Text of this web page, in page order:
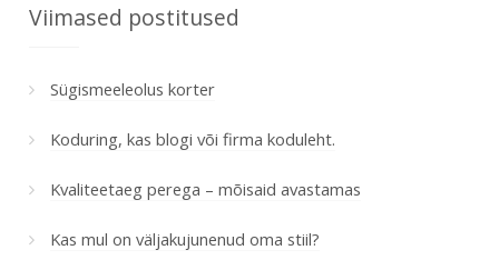
Viimased postitused
Sügismeeleolus korter
Koduring, kas blogi või firma koduleht.
Kvaliteetaeg perega – mõisaid avastamas
Kas mul on väljakujunenud oma stiil?